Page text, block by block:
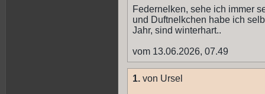
Federnelken, sehe ich immer
und Duftnelkchen habe ich
Jahr, sind winterhart..
vom 13.06.2026, 07.49
1. von Ursel